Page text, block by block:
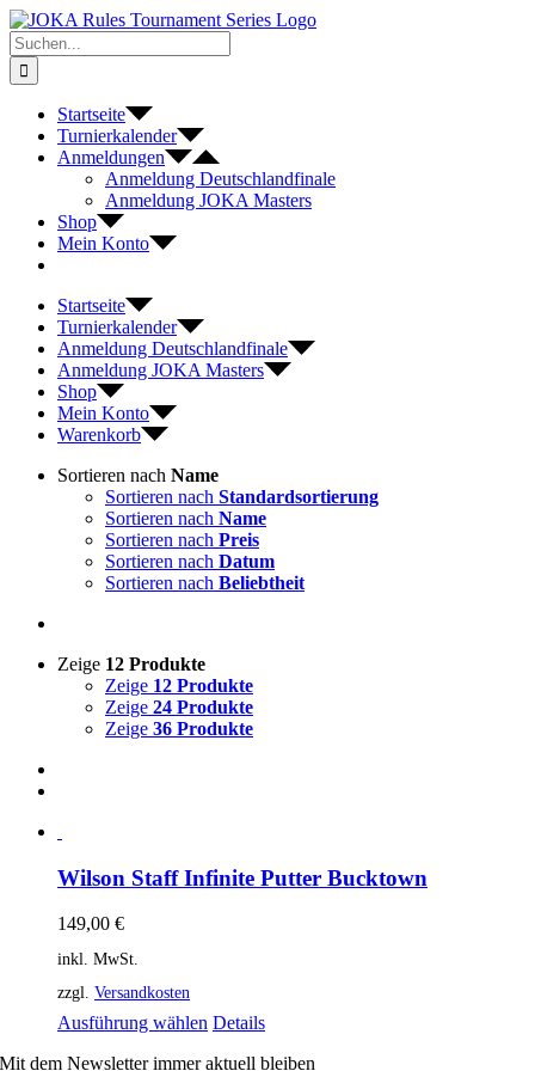
Zum
Inhalt
springen
Suche
nach:
Startseite
Turnierkalender
Anmeldungen
Anmeldung Deutschlandfinale
Anmeldung JOKA Masters
Shop
Mein Konto
Startseite
Turnierkalender
Anmeldung Deutschlandfinale
Anmeldung JOKA Masters
Shop
Mein Konto
Warenkorb
Sortieren nach Name
Sortieren nach Standardsortierung
Sortieren nach Name
Sortieren nach Preis
Sortieren nach Datum
Sortieren nach Beliebtheit
Zeige 12 Produkte
Zeige 12 Produkte
Zeige 24 Produkte
Zeige 36 Produkte
Wilson Staff Infinite Putter Bucktown
149,00 €
inkl. MwSt.
zzgl. Versandkosten
Ausführung wählen Dieses
weist
Details
Mit dem Newsletter immer aktuell bleiben